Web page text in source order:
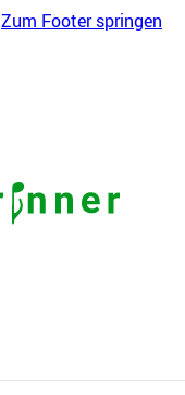
Zum Footer springen